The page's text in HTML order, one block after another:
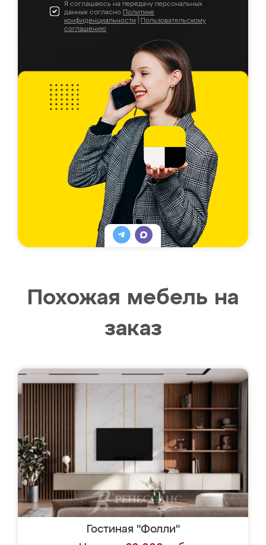
Я соглашаюсь на передачу персональных
данных согласно Политике
конфиденциальности
Пользовательскому
соглашению
Похожая мебель на
заказ
Гостиная "Фолли"